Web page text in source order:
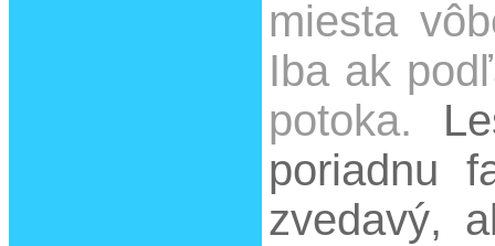
miesta
Iba ak
potoka.
poriadnu
zvedavý,